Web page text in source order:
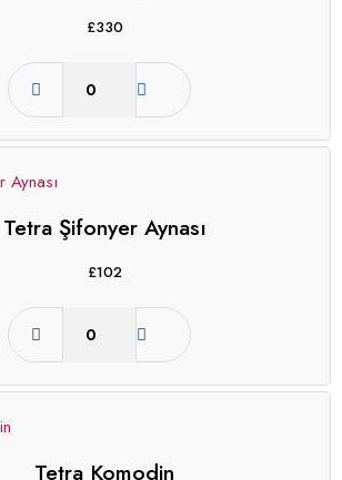
£330
Tetra Şifonyer Aynası
£102
Tetra Komodin